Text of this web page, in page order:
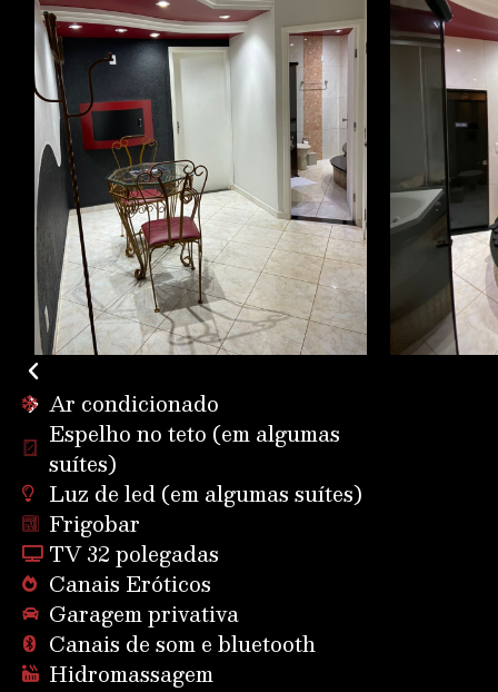
Ar condicionado
Espelho no teto (em algumas
suítes)
Luz de led (em algumas suítes)
Frigobar
TV 32 polegadas
Canais Eróticos
Garagem privativa
Canais de som e bluetooth
Hidromassagem